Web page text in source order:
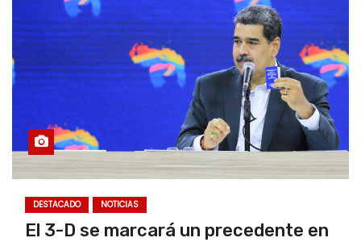
DESTACADO NOTICIAS
El 3-D se marcará un precedente en